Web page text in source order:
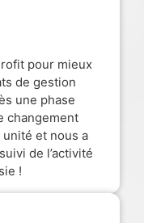
pour mieux
de gestion
une phase
changement
et nous a
de l’activité
!